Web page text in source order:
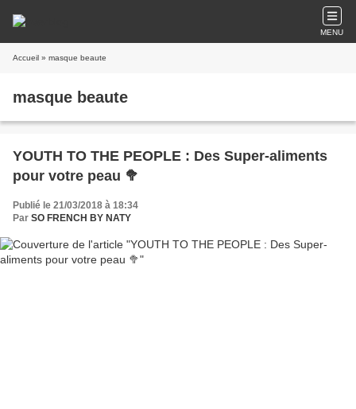
MENU
Accueil » masque beaute
masque beaute
YOUTH TO THE PEOPLE : Des Super-aliments
pour votre peau 🥦
Publié le 21/03/2018 à 18:34
Par SO FRENCH BY NATY